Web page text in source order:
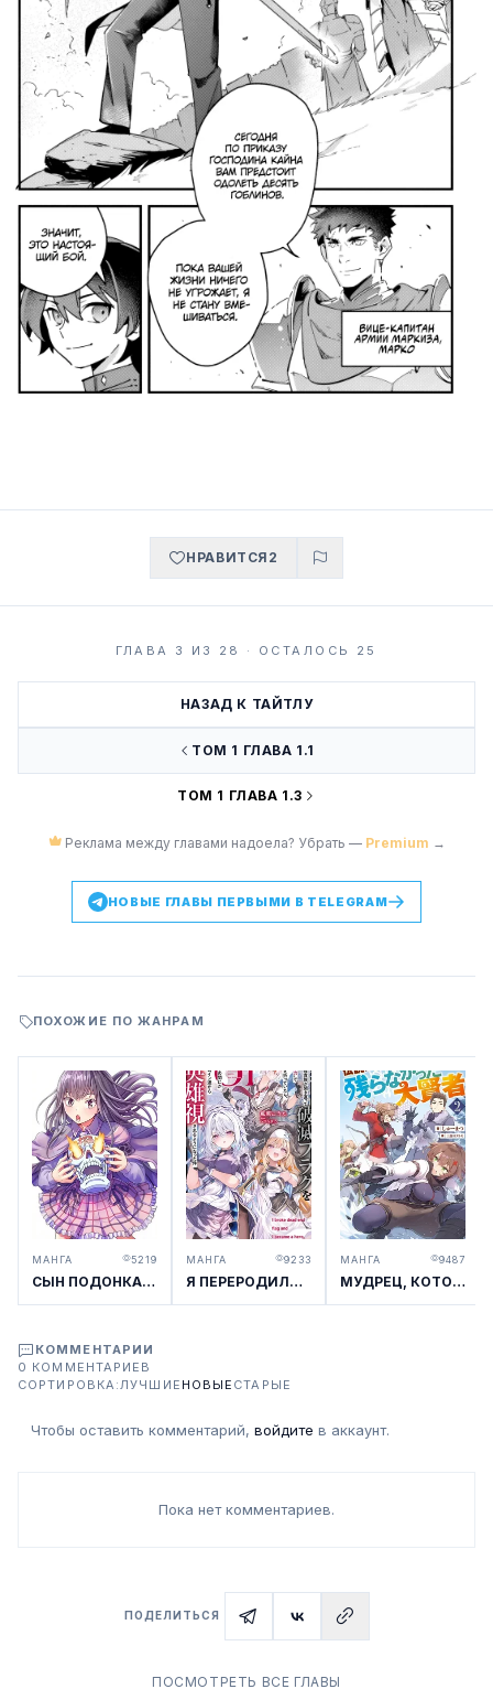
НРАВИТСЯ 2
ГЛАВА 3 ИЗ 28 · ОСТАЛОСЬ 25
НАЗАД К ТАЙТЛУ
ТОМ 1 ГЛАВА 1.1
ТОМ 1 ГЛАВА 1.3
Реклама между главами надоела? Убрать — Premium →
НОВЫЕ ГЛАВЫ ПЕРВЫМИ В TELEGRAM
ПОХОЖИЕ ПО ЖАНРАМ
МАНГА 5219
СЫН ПОДОНКА, ПОМОЛВКА КОТОРОГО БЫЛА РАСТОРГНУТА, ПОМНИТ СВОЮ ПРЕЖНЮЮ ЖИЗНЬ И ХОЧЕТ ЖИТЬ СПОКОЙНО
МАНГА 9233
Я ПЕРЕРОДИЛСЯ БЕСПОЛЕЗНЫМ ЗЛОДЕЙСКИМ АРИСТОКРАТОМ, НО РЕШИЛ ВЫЖИТЬ, ПРОСТО СТАВ СИЛЬНЕЕ ГЛАВНОГО ГЕРОЯ
МАНГА 9487
МУДРЕЦ, КОТОРОГО СТЁРЛИ ИЗ ЛЕГЕНД
КОММЕНТАРИИ
0 КОММЕНТАРИЕВ
СОРТИРОВКА:ЛУЧШИЕ НОВЫЕ СТАРЫЕ
Чтобы оставить комментарий, войдите в аккаунт.
Пока нет комментариев.
ПОДЕЛИТЬСЯ
ПОСМОТРЕТЬ ВСЕ ГЛАВЫ